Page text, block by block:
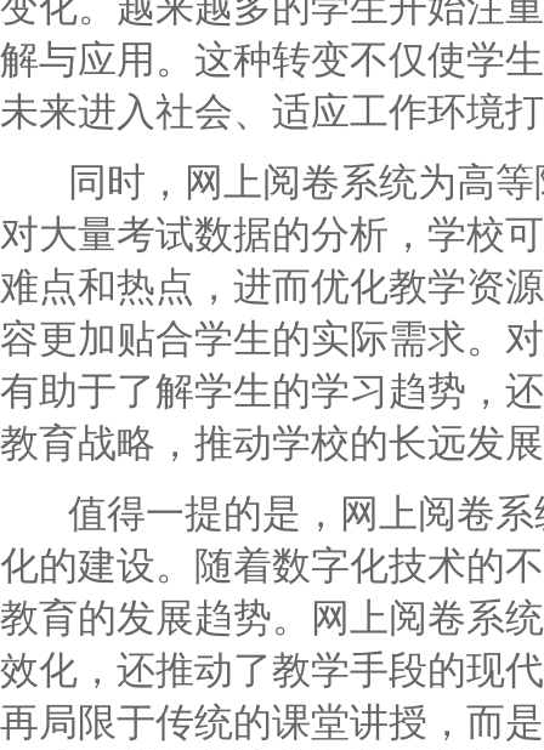
解与应用。这种转变不仅使学
未来进入社会、适应工作环境
同时，网上阅卷系统为高等
对大量考试数据的分析，学校
难点和热点，进而优化教学资
容更加贴合学生的实际需求。
有助于了解学生的学习趋势，
教育战略，推动学校的长远发
值得一提的是，网上阅卷系
化的建设。随着数字化技术的
教育的发展趋势。网上阅卷系
效化，还推动了教学手段的现
再局限于传统的课堂讲授，而